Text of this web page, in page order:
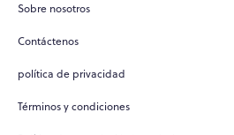
Sobre nosotros
Contáctenos
política de privacidad
Términos y condiciones